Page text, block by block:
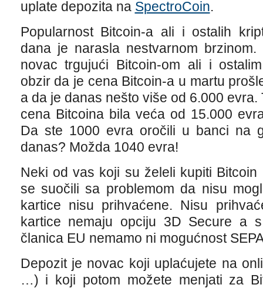
uplate depozita na SpectroCoin.
Popularnost Bitcoin-a ali i ostalih
dana je narasla nestvarnom
novac trgujući Bitcoin-om ali i
obzir da je cena Bitcoin-a u martu
a da je danas nešto više od 6.000
cena Bitcoina bila veća od 15.000
Da ste 1000 evra oročili u banci na
danas? Možda 1040 evra!
Neki od vas koji su želeli kupiti
se suočili sa problemom da nisu
kartice nisu prihvaćene. Nisu
kartice nemaju opciju 3D Secure a
članica EU nemamo ni mogućnost
Depozit je novac koji uplaćujete na
…) i koji potom možete menjati za